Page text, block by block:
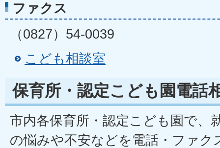
ファクス
（0827）54-0039
こども相談室
保育所・認定こども園電話
市内各保育所・認定こども園で、
の悩みや不安などを電話・ファク